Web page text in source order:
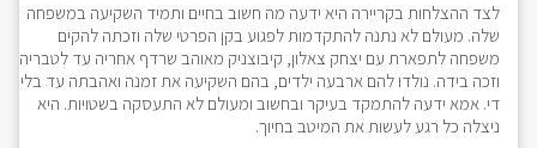
לצד ההצלחות בקריירה היא ידעה מה חשוב בחיים ותמיד השקיעה במשפחה
שלה. מעולם לא נתנה להתקדמות לפגוע בקן הפרטי שלה וזכתה להקים
משפחה לתפארת עם יצחק צאלון, קיבוצניק מאוהב שרדף אחריה עד לטבריה
וזכה בידה. נולדו להם ארבעה ילדים, בהם השקיעה את זמנה ואהבתה עד בלי
די. אמא ידעה להתמקד בעיקר ובחשוב ומעולם לא התעסקה בשטויות. היא
ניצלה כל רגע לעשות את המיטב בחיוך.